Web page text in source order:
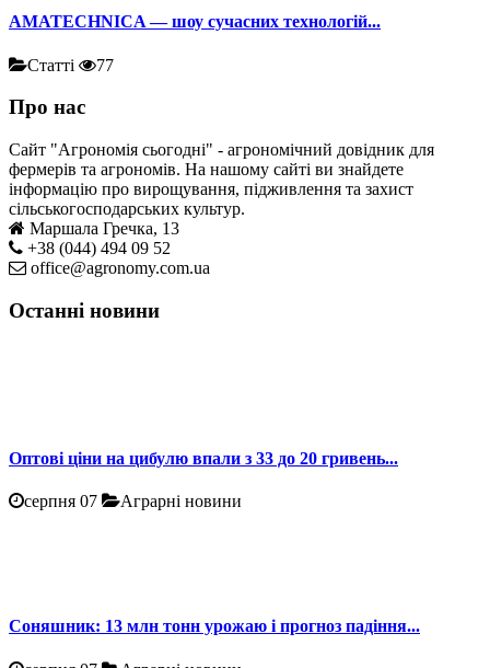
AMATECHNICA — шоу сучасних технологій...
Статті 77
Про нас
Сайт "Агрономія сьогодні" - агрономічний довідник для
фермерів та агрономів. На нашому сайті ви знайдете
інформацію про вирощування, підживлення та захист
сільськогосподарських культур.
Маршала Гречка, 13
+38 (044) 494 09 52
office@agronomy.com.ua
Останні новини
Оптові ціни на цибулю впали з 33 до 20 гривень...
серпня 07 Аграрні новини
Соняшник: 13 млн тонн урожаю і прогноз падіння...